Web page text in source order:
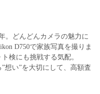
。どんどんカメラの魅力に
D750で家族写真を撮りま
検にも挑戦する気配。
”想い”を大切にして、高額査